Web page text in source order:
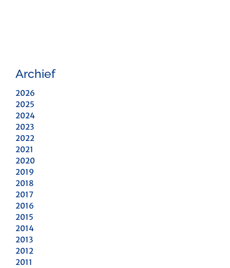
Archief
2026
2025
2024
2023
2022
2021
2020
2019
2018
2017
2016
2015
2014
2013
2012
2011